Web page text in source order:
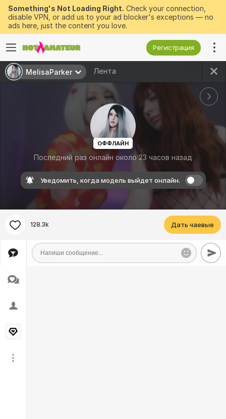
Something's Not Loading Right. Check your connection,
disable VPN, or add us to your ad blocker's exceptions — no
ads here, just the content you love.
Регистрация
MelisaParker Лента
ОФФЛАЙН
Последний раз онлайн около 23 часов назад
Уведомить, когда модель выйдет онлайн.
128.3k Дать чаевые